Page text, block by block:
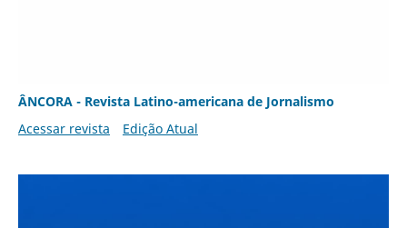
ÂNCORA - Revista Latino-americana de Jornalismo
Acessar revista
Edição Atual